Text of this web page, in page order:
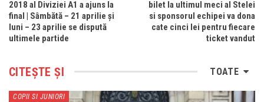
2018 al Diviziei A1 a ajuns la
final | Sâmbătă – 21 aprilie și
luni – 23 aprilie se dispută
ultimele partide
bilet la ultimul meci al Stelei
si sponsorul echipei va dona
cate cinci lei pentru fiecare
ticket vandut
TOATE
CITEȘTE ȘI
COPII SI JUNIORI